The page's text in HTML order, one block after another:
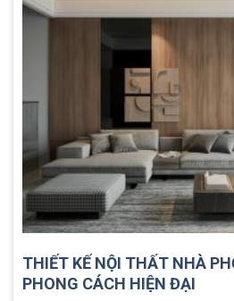
THIẾT KẾ NỘI THẤT NHÀ
PHONG CÁCH HIỆN ĐẠI